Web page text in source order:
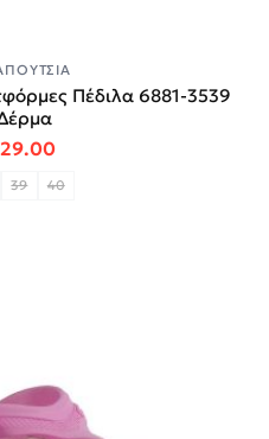
Πέδιλα 6881-3539
price was: €75.00.
29.00Η τρέχουσα τιμή
39 40